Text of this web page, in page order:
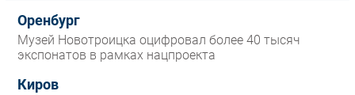
Оренбург
Музей Новотроицка оцифровал более 40 тысяч
экспонатов в рамках нацпроекта
Киров